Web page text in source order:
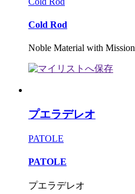
Cold Rod
Noble Material with Mission
プエラデレオ
PATOLE
PATOLE
プエラデレオ